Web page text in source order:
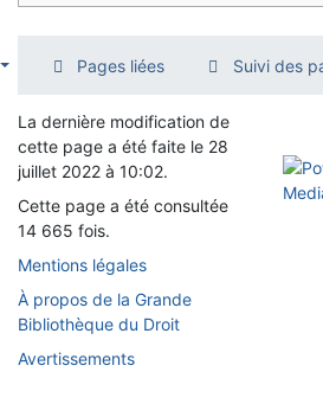
Pages liées Suivi des
La dernière modification de
cette page a été faite le 28
juillet 2022 à 10:02.
Cette page a été consultée
14 665 fois.
Mentions légales
À propos de la Grande
Bibliothèque du Droit
Avertissements